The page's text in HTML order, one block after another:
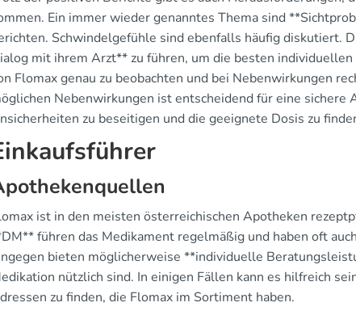
Ein immer wieder genanntes Thema sind
Schwindelgefühle sind ebenfalls häufig diskutiert.
mit ihrem Arzt** zu führen, um die besten
Flomax genau zu beobachten und bei Nebenwirkungen
Nebenwirkungen ist entscheidend für eine sichere
zu beseitigen und die geeignete Dosis zu
ist in den meisten österreichischen Apotheken
führen das Medikament regelmäßig und haben oft
bieten möglicherweise **individuelle
nützlich sind. In einigen Fällen kann es hilfreich
zu finden, die Flomax im Sortiment haben.